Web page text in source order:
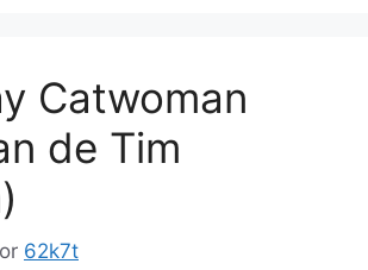
Catwoman
de Tim
62k7t